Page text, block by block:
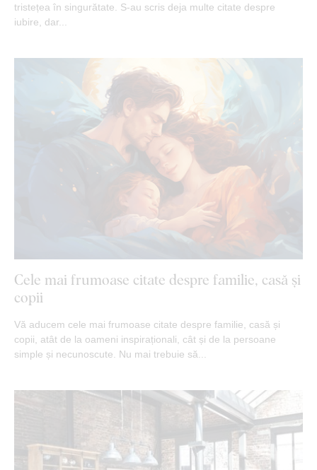
tristețea în singurătate. S-au scris deja multe citate despre
iubire, dar...
Cele mai frumoase citate despre familie, casă și
copii
Vă aducem cele mai frumoase citate despre familie, casă și
copii, atât de la oameni inspiraționali, cât și de la persoane
simple și necunoscute. Nu mai trebuie să...